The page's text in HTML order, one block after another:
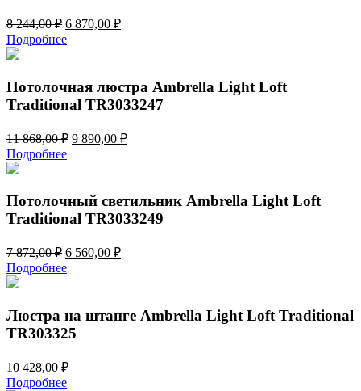
8 244,00₽ Первоначальная
цена
составляла
6 870,00 ₽Текущая
Подробнее
Потолочная люстра Ambrella Light Loft
Traditional TR3033247
11 868,00₽ Первоначальная
868,00 ₽.
9 890,00 ₽Текущая
Подробнее
Потолочный светильник Ambrella Light Loft
Traditional TR3033249
7 872,00₽ Первоначальная
цена
составляла
6 560,00 ₽Текущая
Подробнее
Люстра на штанге Ambrella Light Loft Traditional
TR303325
10 428,00 ₽
Подробнее